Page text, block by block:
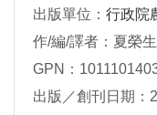
出版單位： 行政院
作/編/譯者：夏榮生
GPN：
出版／創刊日期：